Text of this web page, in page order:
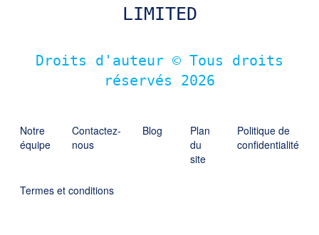
LIMITED
Droits d'auteur © Tous droits
réservés 2026
Notre
équipe
Contactez-
nous
Blog
Plan
du
site
Politique de
confidentialité
Termes et conditions